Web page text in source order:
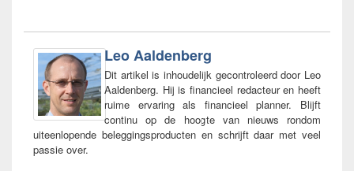
Leo Aaldenberg
Dit artikel is inhoudelijk gecontroleerd door Leo
Aaldenberg. Hij is financieel redacteur en heeft
ruime ervaring als financieel planner. Blijft
continu op de hoogte van nieuws rondom
uiteenlopende beleggingsproducten en schrijft daar met veel
passie over.